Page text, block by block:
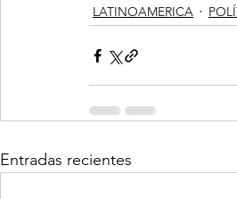
LATINOAMERICA
Entradas recientes